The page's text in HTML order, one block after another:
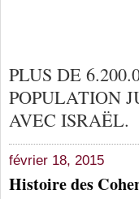
PLUS DE
POPULATION
AVEC ISRAËL.
février 18, 2015
Histoire des